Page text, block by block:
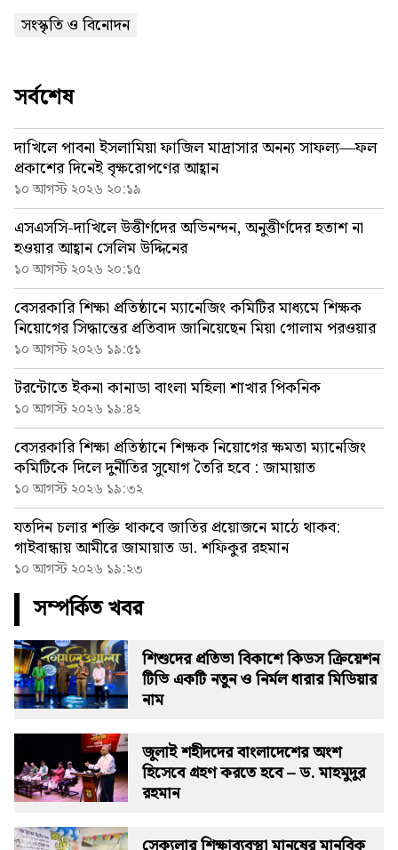
সংস্কৃতি ও বিনোদন
সর্বশেষ
দাখিলে পাবনা ইসলামিয়া ফাজিল মাদ্রাসার অনন্য সাফল্য—ফল
প্রকাশের দিনেই বৃক্ষরোপণের আহ্বান
১০ আগস্ট ২০২৬ ২০:১৯
এসএসসি-দাখিলে উত্তীর্ণদের অভিনন্দন, অনুত্তীর্ণদের হতাশ না
হওয়ার আহ্বান সেলিম উদ্দিনের
১০ আগস্ট ২০২৬ ২০:১৫
বেসরকারি শিক্ষা প্রতিষ্ঠানে ম্যানেজিং কমিটির মাধ্যমে শিক্ষক
নিয়োগের সিদ্ধান্তের প্রতিবাদ জানিয়েছেন মিয়া গোলাম পরওয়ার
১০ আগস্ট ২০২৬ ১৯:৫১
টরন্টোতে ইকনা কানাডা বাংলা মহিলা শাখার পিকনিক
১০ আগস্ট ২০২৬ ১৯:৪২
বেসরকারি শিক্ষা প্রতিষ্ঠানে শিক্ষক নিয়োগের ক্ষমতা ম্যানেজিং
কমিটিকে দিলে দুর্নীতির সুযোগ তৈরি হবে : জামায়াত
১০ আগস্ট ২০২৬ ১৯:৩২
যতদিন চলার শক্তি থাকবে জাতির প্রয়োজনে মাঠে থাকব:
গাইবান্ধায় আমীরে জামায়াত ডা. শফিকুর রহমান
১০ আগস্ট ২০২৬ ১৯:২৩
সম্পর্কিত খবর
শিশুদের প্রতিভা বিকাশে কিডস ক্রিয়েশন
টিভি একটি নতুন ও নির্মল ধারার মিডিয়ার
নাম
জুলাই শহীদদের বাংলাদেশের অংশ
হিসেবে গ্রহণ করতে হবে – ড. মাহমুদুর
রহমান